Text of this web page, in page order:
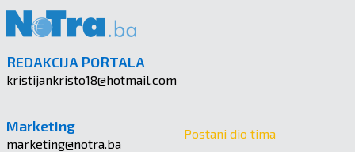
REDAKCIJA PORTALA
kristijankristo18@hotmail.com
Marketing
marketing@notra.ba
Postani dio tima